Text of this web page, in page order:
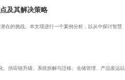
及其解决策略
在的挑战。本文现进行一个案例分析，以从中探讨智慧
供应链升级、系统拆解与迁移、仓储管理、产品发运以